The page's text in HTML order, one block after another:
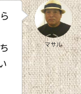
マサル